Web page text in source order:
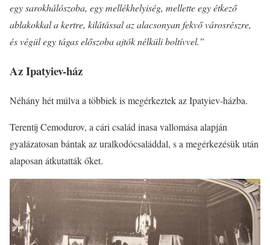
egy sarokhálószoba, egy mellékhelyiség, mellette egy étkező
ablakokkal a kertre, kilátással az alacsonyan fekvő városrészre,
és végül egy tágas előszoba ajtók nélküli boltívvel.”
Az Ipatyiev-ház
Néhány hét múlva a többiek is megérkeztek az Ipatyiev-házba.
Terentij Cemodurov, a cári család inasa vallomása alapján
gyalázatosan bántak az uralkodócsaláddal, s a megérkezésük után
alaposan átkutatták őket.